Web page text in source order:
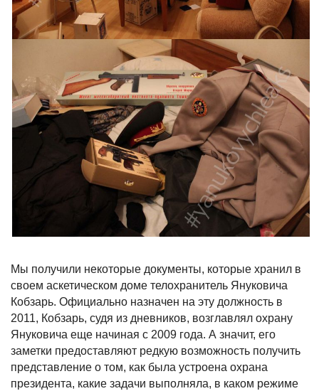
Мы получили некоторые документы, которые хранил в
своем аскетическом доме телохранитель Януковича
Кобзарь. Официально назначен на эту должность в
2011, Кобзарь, судя из дневников, возглавлял охрану
Януковича еще начиная с 2009 года. А значит, его
заметки предоставляют редкую возможность получить
представление о том, как была устроена охрана
президента, какие задачи выполняла, в каком режиме